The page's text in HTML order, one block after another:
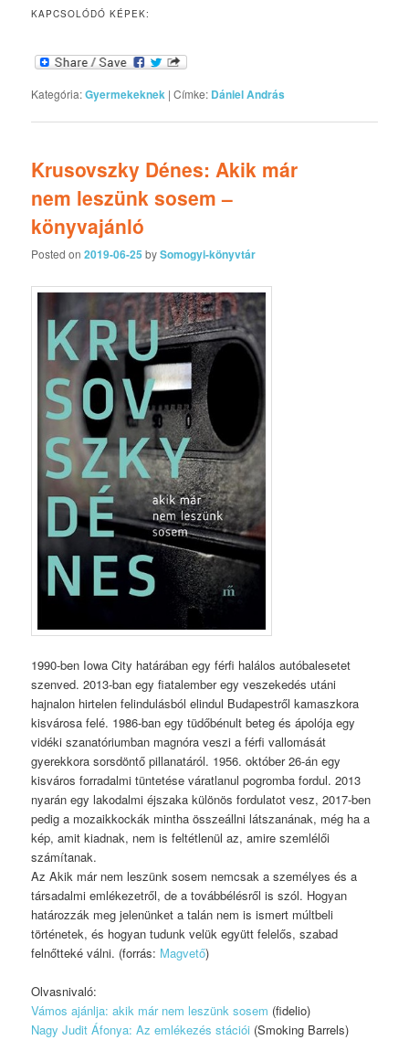
KAPCSOLÓDÓ KÉPEK:
Kategória:Gyermekeknek |Címke: Dániel András
Krusovszky Dénes: Akik már
nem leszünk sosem –
könyvajánló
Posted on2019-06-25 bySomogyi-könyvtár
1990-ben Iowa City határában egy férfi halálos autóbalesetet
szenved. 2013-ban egy fiatalember egy veszekedés utáni
hajnalon hirtelen felindulásból elindul Budapestről kamaszkora
kisvárosa felé. 1986-ban egy tüdőbénult beteg és ápolója egy
vidéki szanatóriumban magnóra veszi a férfi vallomását
gyerekkora sorsdöntő pillanatáról. 1956. október 26-án egy
kisváros forradalmi tüntetése váratlanul pogromba fordul. 2013
nyarán egy lakodalmi éjszaka különös fordulatot vesz, 2017-ben
pedig a mozaikkockák mintha összeállni látszanának, még ha a
kép, amit kiadnak, nem is feltétlenül az, amire szemlélői
számítanak.
Az Akik már nem leszünk sosem nemcsak a személyes és a
társadalmi emlékezetről, de a továbbélésről is szól. Hogyan
határozzák meg jelenünket a talán nem is ismert múltbeli
történetek, és hogyan tudunk velük együtt felelős, szabad
felnőtteké válni. (forrás: Magvető)
Olvasnivaló:
Vámos ajánlja: akik már nem leszünk sosem (fidelio)
Nagy Judit Áfonya: Az emlékezés stációi (Smoking Barrels)